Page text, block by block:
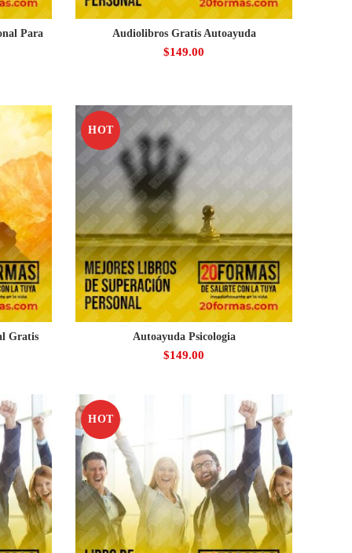
Para
Audiolibros Gratis Autoayuda
$149.00
Gratis
HOT
Autoayuda Psicologia
$149.00
HOT